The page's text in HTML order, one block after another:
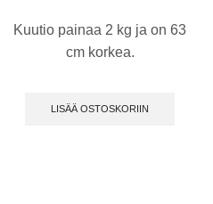
Kuutio painaa 2 kg ja on 63
cm korkea.
LISÄÄ OSTOSKORIIN